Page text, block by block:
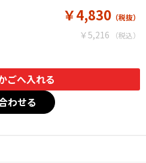
￥5,216
￥4,830
わせる